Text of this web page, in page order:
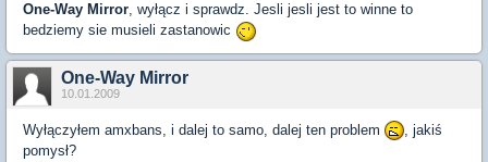
One-Way Mirror, wyłącz i sprawdz. Jesli jesli jest to winne to
bedziemy sie musieli zastanowic
One-Way Mirror
10.01.2009
Wyłączyłem amxbans, i dalej to samo, dalej ten problem
, jakiś
pomysł?